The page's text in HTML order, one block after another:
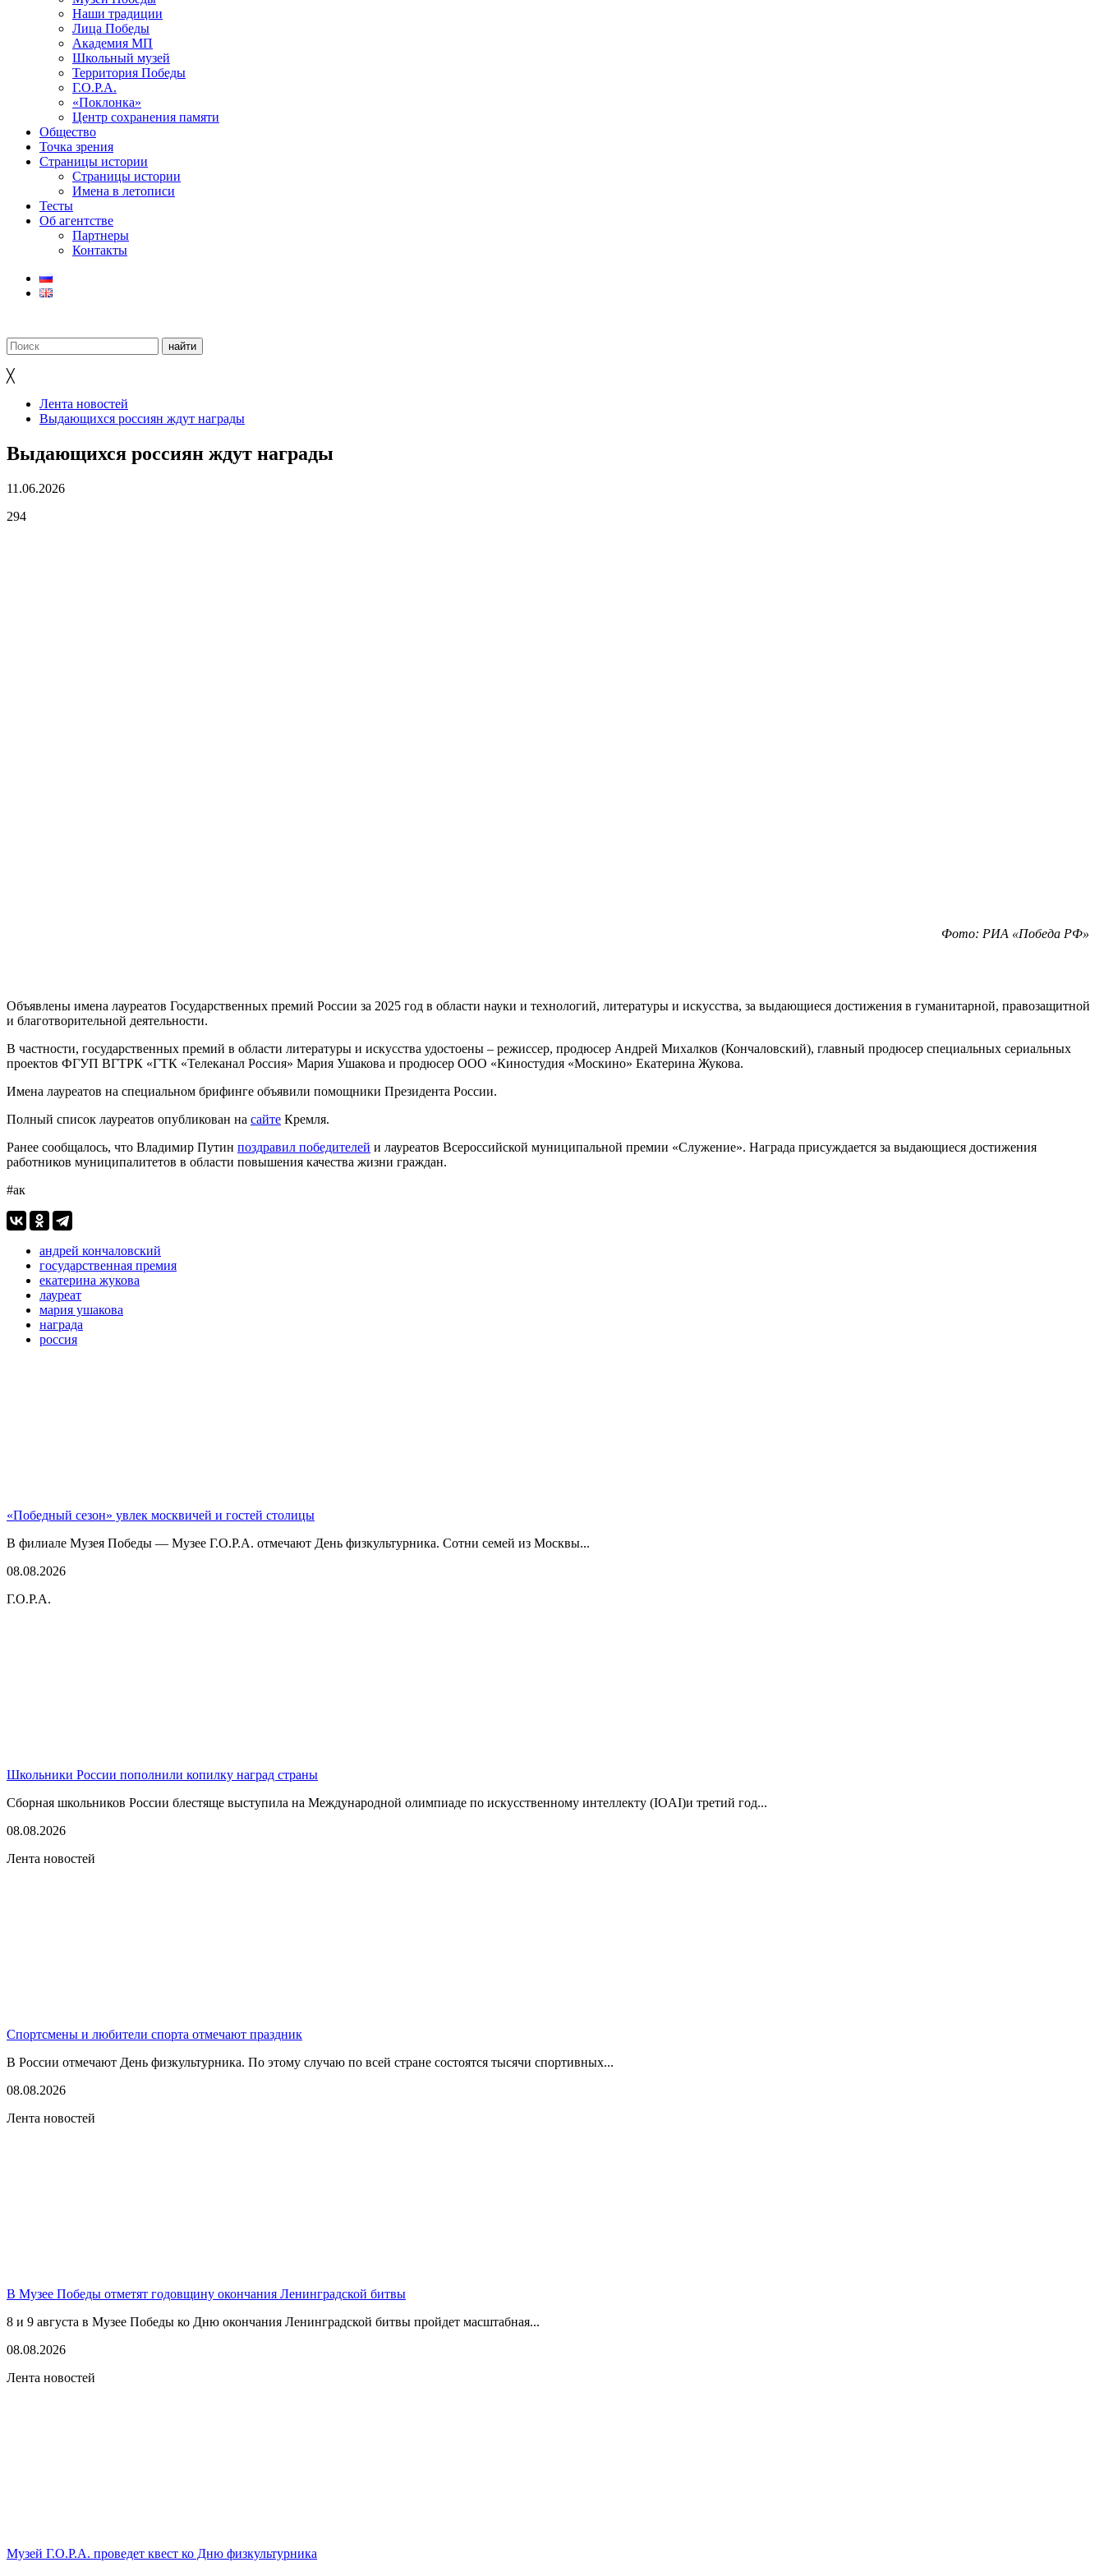
Наши традиции
Лица Победы
Академия МП
Школьный музей
Территория Победы
Г.О.Р.А.
«Поклонка»
Центр сохранения памяти
Общество
Точка зрения
Страницы истории
Страницы истории
Имена в летописи
Тесты
Об агентстве
Партнеры
Контакты
╳
Лента новостей
Выдающихся россиян ждут награды
Выдающихся россиян ждут награды
11.06.2026
294
Фото: РИА «Победа РФ»
Объявлены имена лауреатов Государственных премий России за 2025 год в области науки и технологий, литературы и искусства, за выдающиеся достижения в гуманитарной, правозащитной
и благотворительной деятельности.
В частности, государственных премий в области литературы и искусства удостоены – режиссер, продюсер Андрей Михалков (Кончаловский), главный продюсер специальных сериальных
проектов ФГУП ВГТРК «ГТК «Телеканал Россия» Мария Ушакова и продюсер ООО «Киностудия «Москино» Екатерина Жукова.
Имена лауреатов на специальном брифинге объявили помощники Президента России.
Полный список лауреатов опубликован на сайте Кремля.
Ранее сообщалось, что Владимир Путин поздравил победителей и лауреатов Всероссийской муниципальной премии «Служение». Награда присуждается за выдающиеся достижения
работников муниципалитетов в области повышения качества жизни граждан.
#ак
андрей кончаловский
государственная премия
екатерина жукова
лауреат
мария ушакова
награда
россия
«Победный сезон» увлек москвичей и гостей столицы
В филиале Музея Победы — Музее Г.О.Р.А. отмечают День физкультурника. Сотни семей из Москвы...
08.08.2026
Г.О.Р.А.
Школьники России пополнили копилку наград страны
Сборная школьников России блестяще выступила на Международной олимпиаде по искусственному интеллекту (IOAI)и третий год...
08.08.2026
Лента новостей
Спортсмены и любители спорта отмечают праздник
В России отмечают День физкультурника. По этому случаю по всей стране состоятся тысячи спортивных...
08.08.2026
Лента новостей
В Музее Победы отметят годовщину окончания Ленинградской битвы
8 и 9 августа в Музее Победы ко Дню окончания Ленинградской битвы пройдет масштабная...
08.08.2026
Лента новостей
Музей Г.О.Р.А. проведет квест ко Дню физкультурника